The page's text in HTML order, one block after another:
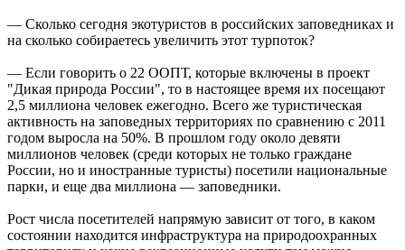
— Сколько сегодня экотуристов в российских заповедниках и
на сколько собираетесь увеличить этот турпоток?
— Если говорить о 22 ООПТ, которые включены в проект
"Дикая природа России", то в настоящее время их посещают
2,5 миллиона человек ежегодно. Всего же туристическая
активность на заповедных территориях по сравнению с 2011
годом выросла на 50%. В прошлом году около девяти
миллионов человек (среди которых не только граждане
России, но и иностранные туристы) посетили национальные
парки, и еще два миллиона — заповедники.
Рост числа посетителей напрямую зависит от того, в каком
состоянии находится инфраструктура на природоохранных